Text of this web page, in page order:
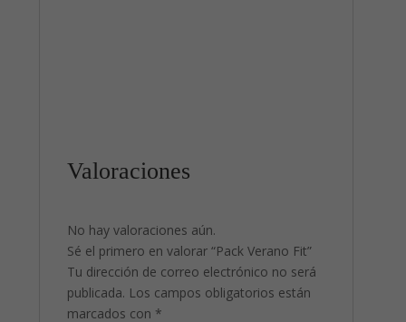
Valoraciones
No hay valoraciones aún.
Sé el primero en valorar “Pack Verano Fit”
Tu dirección de correo electrónico no será
publicada. Los campos obligatorios están
marcados con *